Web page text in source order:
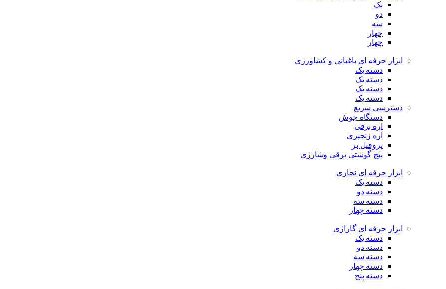
یک
دو
سه
چهار
چهار
ابزار حرفه ای باغبانی و کشاورزی
دسته یک
دسته یک
دسته یک
دسته یک
دسترسی سریع
دستگاه جوش
اره برقی
اره زنجیری
پروفیل بر
پیچ گوشتی برقی وشارژی
ابزار حرفه ای نجاری
دسته یک
دسته دو
دسته سه
دسته چهار
ابزار حرفه ای گاراژی
دسته یک
دسته دو
دسته سه
دسته چهار
دسته پنج